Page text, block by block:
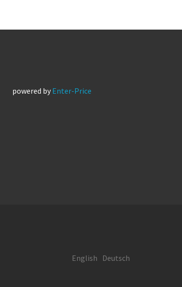
powered by Enter-Price
English Deutsch